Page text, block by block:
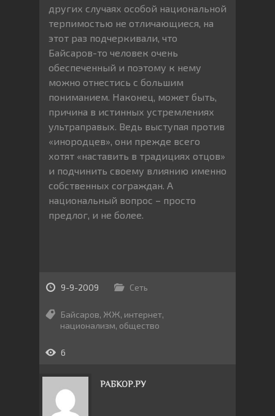
других случаях особой национальной
терпимостью не отличающиеся, на
этот раз подчеркивали, что
Байсаров-то человек очень
обеспеченный и поэтому к нему
можно отнестись с большим
пониманием. Наконец, может быть,
причина в истинных устремлениях
ультраправых. Ведь выступая против
«инородцев», они прежде всего
хотят «наставить в традициях отцов»
и подчинить своему влиянию именно
собственных сограждан. А
национальный вопрос – просто
предлог, и не более.
9-9-2009 Сеть
Байсаров, ЖЖ, интернет,
национализм, общество
6
РАБКОР.РУ